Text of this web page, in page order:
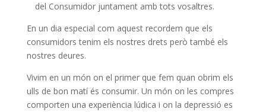
del Consumidor juntament amb tots vosaltres.
En un dia especial com aquest recordem que els
consumidors tenim els nostres drets però també els
nostres deures.
Vivim en un món on el primer que fem quan obrim els
ulls de bon matí és consumir. Un món on les compres
comporten una experiència lúdica i on la depressió es